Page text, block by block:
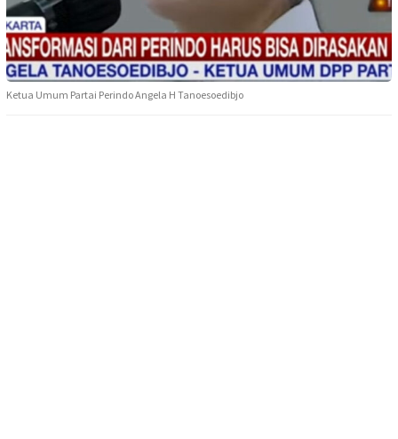
Ketua Umum Partai Perindo Angela H Tanoesoedibjo